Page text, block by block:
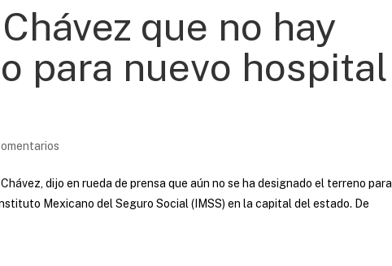
que no hay
para nuevo hospital
dijo en rueda de prensa que aún no se ha designado el terreno para
Mexicano del Seguro Social (IMSS) en la capital del estado. De